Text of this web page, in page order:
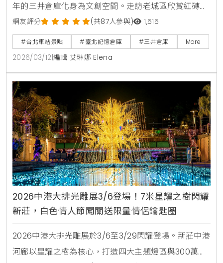
年的三井倉庫化身為文創空間。走訪老城區欣賞紅磚半
圓拱門的日治建築之美，在百年的洋樓中品嚐咖啡，感
受跨越時空的台北歷史魅力。
網友評分 (共87人參與) 1,515
#台北車站景點 #臺北記憶倉庫 #三井倉庫 More
2026/03/12 編輯 艾琳娜 Elena
2026中港大排光雕展3/6登場！7米星耀之樹閃耀
新莊，白色情人節闖關送限量情侶鑰匙圈
2026中港大排光雕展於3/6至3/29閃耀登場。新莊中港
河廊以星耀之樹為核心，打造四大主題燈區與300萬盞